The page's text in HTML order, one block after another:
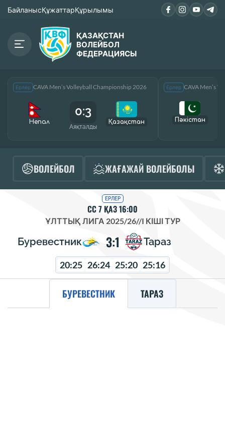
БайланысҚұжаттарҚұрылымы
ҚАЗАҚСТАН
ВОЛЕЙБОЛ
ФЕДЕРАЦИЯСЫ
Ерлер CAVA Men’s Volleyball Championship 2026
Непал
0:3
Аяқталды
Қазақcтан
Ерлер CAVA Men’s
Пәкістан
ВОЛЕЙБОЛ ЖАҒАЖАЙ ВОЛЕЙБОЛЫ
ЕРЛЕР
СС 7 ҚАЗ 16:00
ҰЛТТЫҚ ЛИГА 2025/26//I КІШІ ТУР
Буревестник 3:1 Тараз
20:25 26:24 25:20 25:16
БУРЕВЕСТНИК ТАРАЗ